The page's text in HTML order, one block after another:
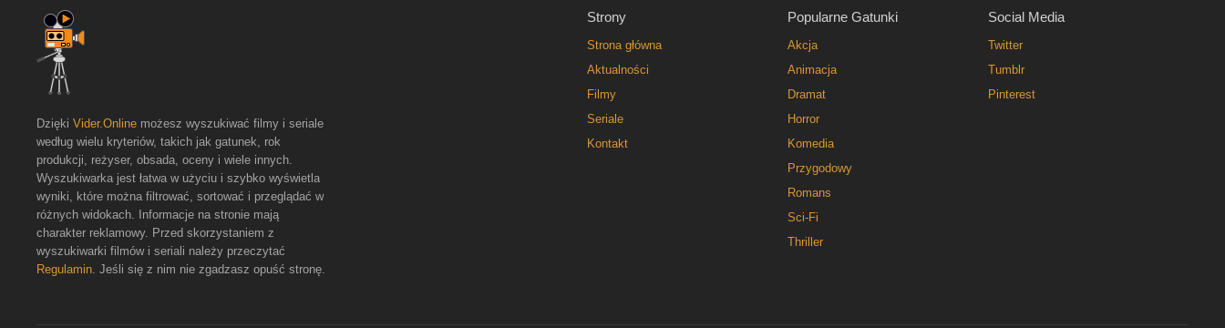
Strony
Strona główna
Aktualności
Filmy
Seriale
Kontakt
Popularne Gatunki
Akcja
Animacja
Dramat
Horror
Komedia
Przygodowy
Romans
Sci-Fi
Thriller
Social Media
Twitter
Tumblr
Pinterest
Dzięki Vider.Online możesz wyszukiwać filmy i seriale
według wielu kryteriów, takich jak gatunek, rok
produkcji, reżyser, obsada, oceny i wiele innych.
Wyszukiwarka jest łatwa w użyciu i szybko wyświetla
wyniki, które można filtrować, sortować i przeglądać w
różnych widokach. Informacje na stronie mają
charakter reklamowy. Przed skorzystaniem z
wyszukiwarki filmów i seriali należy przeczytać
Regulamin . Jeśli się z nim nie zgadzasz opuść stronę.